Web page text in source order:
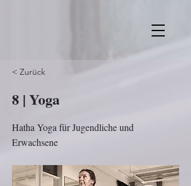
< Zurück
8 | Yoga
Hatha Yoga für Jugendliche und
Erwachsene